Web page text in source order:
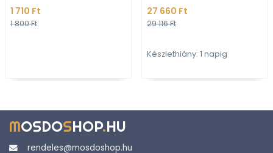
1 710 Ft
1 800 Ft
27 660 Ft
29 116 Ft
Készlethiány: 1 napig
MOSDOSHOP.HU
rendeles@mosdoshop.hu